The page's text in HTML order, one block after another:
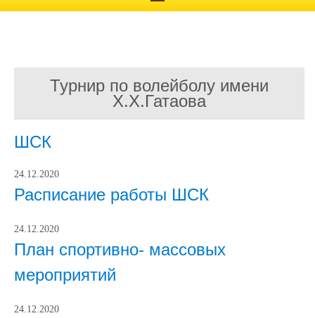
Турнир по волейболу имени
Х.Х.Гатаова
ШСК
24.12.2020
Расписание работы ШСК
24.12.2020
План спортивно- массовых
мероприятий
24.12.2020